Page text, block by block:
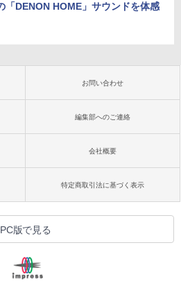
「DENON HOME」サウンドを体感
お問い合わせ
編集部へのご連絡
会社概要
特定商取引法に基づく表示
PC版で見る